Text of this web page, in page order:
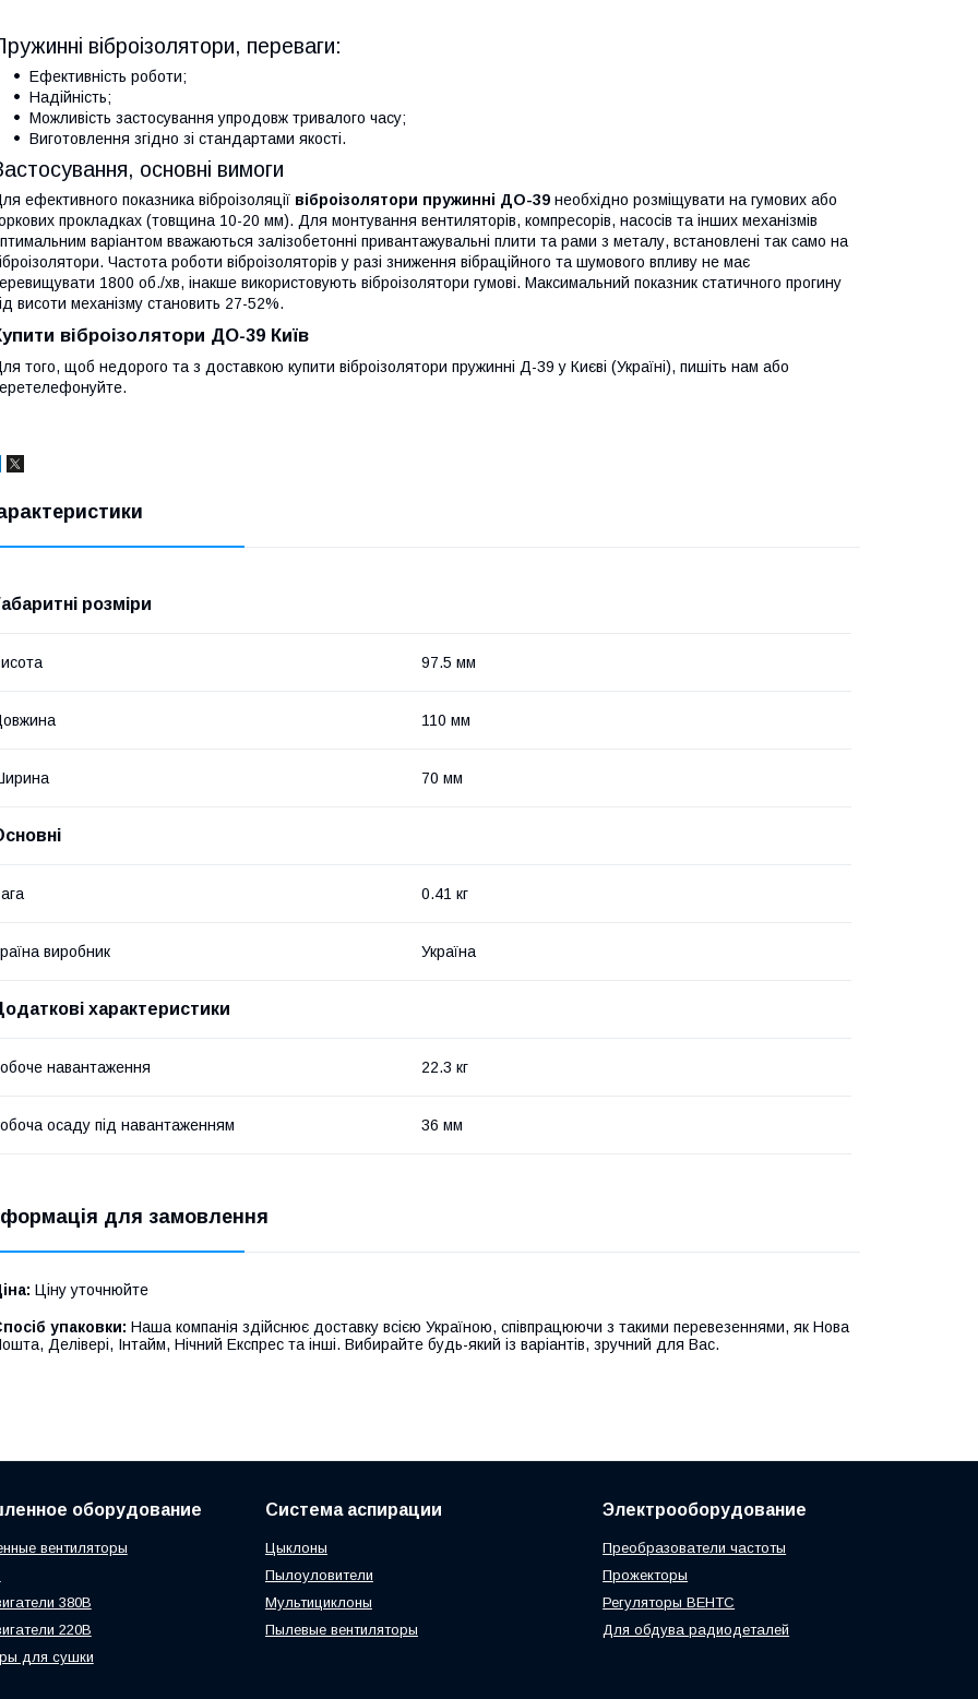
віброізолятори, переваги:
Ефективність роботи;
Надійність;
Можливість застосування упродовж тривалого часу;
Виготовлення згідно зі стандартами якості.
основні вимоги
ефективного показника віброізоляції віброізолятори пружинні ДО-39 необхідно розміщувати на гумових або
прокладках (товщина 10-20 мм). Для монтування вентиляторів, компресорів, насосів та інших механізмів
варіантом вважаються залізобетонні привантажувальні плити та рами з металу, встановлені так само на
Частота роботи віброізоляторів у разі зниження вібраційного та шумового впливу не має
1800 об./хв, інакше використовують віброізолятори гумові. Максимальний показник статичного прогину
висоти механізму становить 27-52%.
віброізолятори ДО-39 Київ
того, щоб недорого та з доставкою купити віброізолятори пружинні Д-39 у Києві (Україні), пишіть нам або
розміри
97.5 мм
110 мм
70 мм
0.41 кг
виробник Україна
характеристики
навантаження 22.3 кг
осаду під навантаженням 36 мм
для замовлення
Ціну уточнюйте
упаковки: Наша компанія здійснює доставку всією Україною, співпрацюючи з такими перевезеннями, як Нова
Делівері, Інтайм, Нічний Експрес та інші. Вибирайте будь-який із варіантів, зручний для Вас.
оборудование
вентиляторы
380В
220В
для сушки
Система аспирации
Цыклоны
Пылоуловители
Мультициклоны
Пылевые вентиляторы
Электрооборудование
Преобразователи частоты
Прожекторы
Регуляторы ВЕНТС
Для обдува радиодеталей